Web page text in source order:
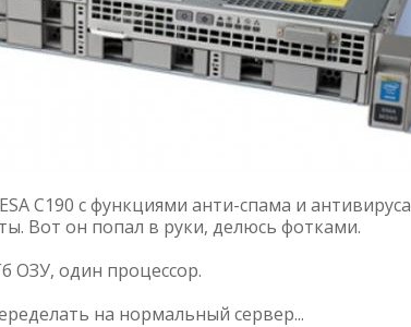
C190 с функциями анти-спама и антивируса
Вот он попал в руки, делюсь фотками.
ОЗУ, один процессор.
на нормальный сервер...